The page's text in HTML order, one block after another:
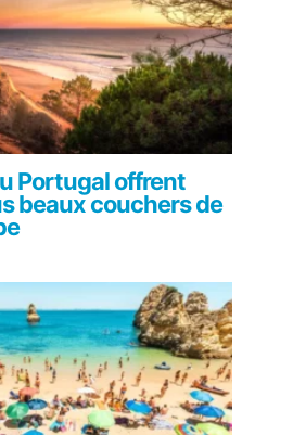
Portugal offrent
beaux couchers de